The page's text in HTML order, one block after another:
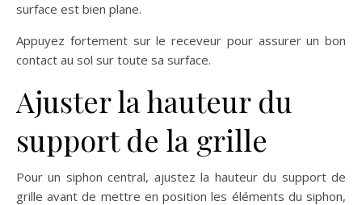
surface est bien plane.
Appuyez fortement sur le receveur pour assurer un bon
contact au sol sur toute sa surface.
Ajuster la hauteur du
support de la grille
Pour un siphon central, ajustez la hauteur du support de
grille avant de mettre en position les éléments du siphon,